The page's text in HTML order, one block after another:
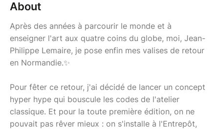
About
Après des années à parcourir le monde et à
enseigner l'art aux quatre coins du globe, moi, Jean-
Philippe Lemaire, je pose enfin mes valises de retour
en Normandie.✨
Pour fêter ce retour, j'ai décidé de lancer un concept
hyper hype qui bouscule les codes de l'atelier
classique. Et pour la toute première édition, on ne
pouvait pas rêver mieux : on s'installe à l'Entrepôt,